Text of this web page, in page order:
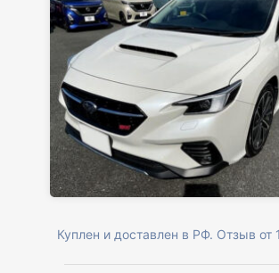
Куплен и доставлен в РФ. Отзыв от